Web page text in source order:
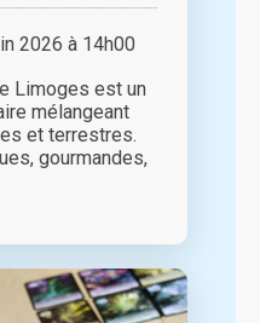
2026 à 14h00
Limoges est un
mélangeant
et terrestres.
gourmandes,